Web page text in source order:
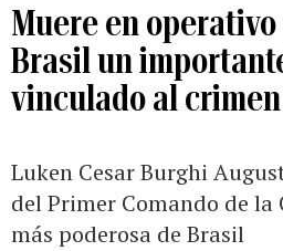
Muere en
Brasil un
vinculado al
Luken Cesar Burghi
del Primer Comando de
más poderosa de Brasil